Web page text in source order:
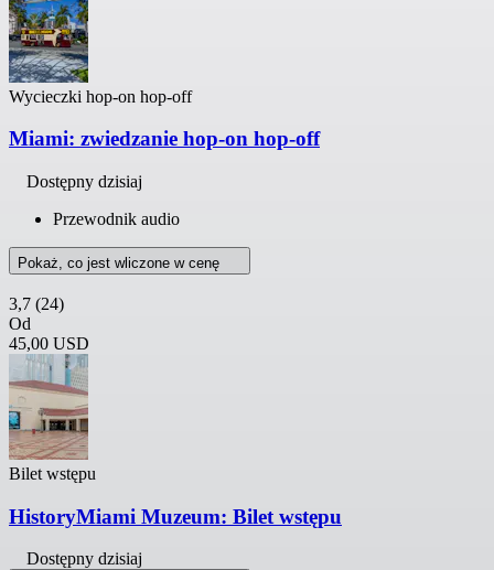
Wycieczki hop-on hop-off
Miami: zwiedzanie hop-on hop-off
Dostępny dzisiaj
Przewodnik audio
Pokaż, co jest wliczone w cenę
3,7 (24)
Od
45,00 USD
Bilet wstępu
HistoryMiami Muzeum: Bilet wstępu
Dostępny dzisiaj